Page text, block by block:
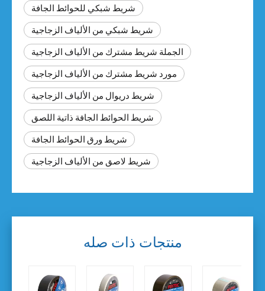
شريط شبكي للحوائط الجافة
شريط شبكي من الألياف الزجاجية
الجملة شريط مشترك من الألياف الزجاجية
مورد شريط مشترك من الألياف الزجاجية
شريط دريوال من الألياف الزجاجية
شريط الحوائط الجافة ذاتية اللصق
شريط ورق الحوائط الجافة
شريط لاصق من الألياف الزجاجية
منتجات ذات صله